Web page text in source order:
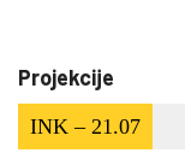
Projekcije
INK – 21.07